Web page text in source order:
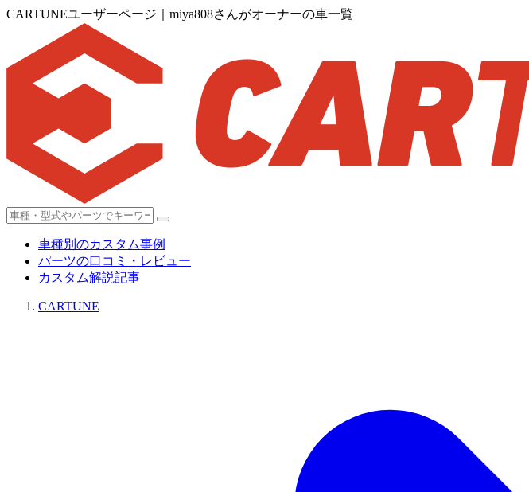
CARTUNEユーザーページ｜miya808さんがオーナーの車一覧
車種別のカスタム事例
パーツの口コミ・レビュー
カスタム解説記事
CARTUNE